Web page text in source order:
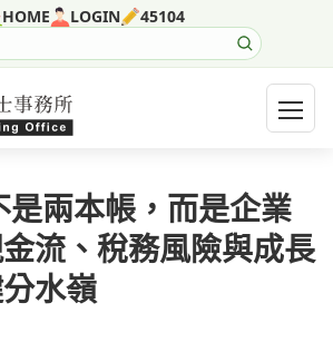
HOME LOGIN 45104
開啟
是兩本帳，而是企業
流、稅務風險與成長
水嶺